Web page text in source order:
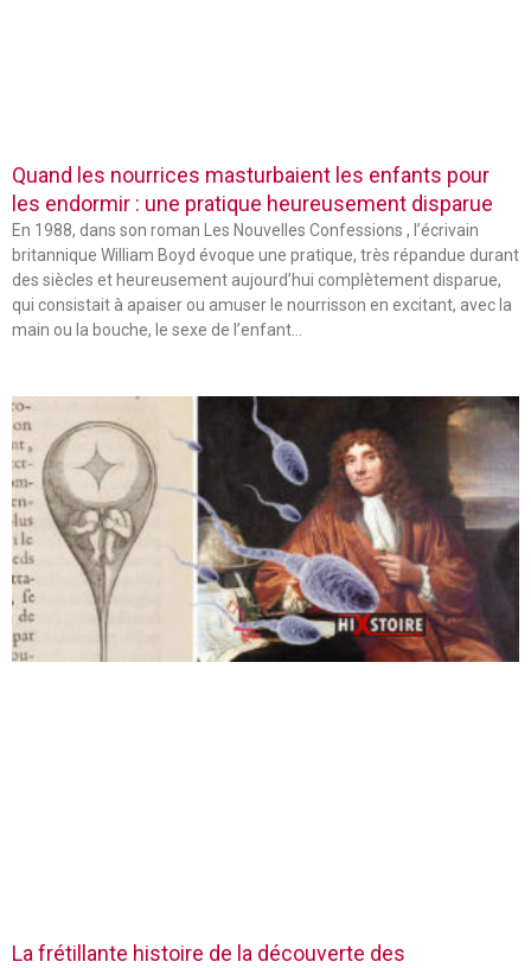
Quand les nourrices masturbaient les enfants pour
les endormir : une pratique heureusement disparue
En 1988, dans son roman Les Nouvelles Confessions , l’écrivain
britannique William Boyd évoque une pratique, très répandue durant
des siècles et heureusement aujourd’hui complètement disparue,
qui consistait à apaiser ou amuser le nourrisson en excitant, avec la
main ou la bouche, le sexe de l’enfant…
La frétillante histoire de la découverte des